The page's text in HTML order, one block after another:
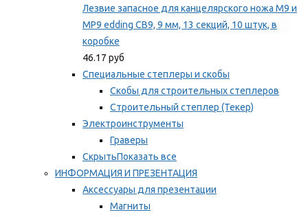
Лезвие запасное для канцелярского ножа M9 и
MP9 edding CB9, 9 мм, 13 секций, 10 штук, в
коробке
46.17 руб
Специальные степлеры и скобы
Скобы для строительных степлеров
Строительный степлер (Текер)
Электроинструменты
Граверы
СкрытьПоказать все
ИНФОРМАЦИЯ И ПРЕЗЕНТАЦИЯ
Аксессуары для презентации
Магниты